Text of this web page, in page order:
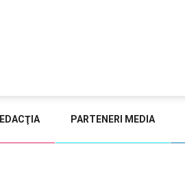
PARTENERI MEDIA